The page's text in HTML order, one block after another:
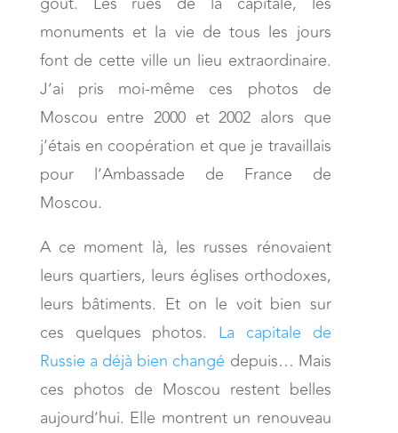
monuments et la vie de tous les jours
font de cette ville un lieu extraordinaire.
J’ai pris moi-même ces photos de
Moscou entre 2000 et 2002 alors que
j’étais en coopération et que je travaillais
pour l’Ambassade de France de
Moscou.
A ce moment là, les russes rénovaient
leurs quartiers, leurs églises orthodoxes,
leurs bâtiments. Et on le voit bien sur
ces quelques photos. La capitale de
Russie a déjà bien changé depuis… Mais
ces photos de Moscou restent belles
aujourd’hui. Elle montrent un renouveau